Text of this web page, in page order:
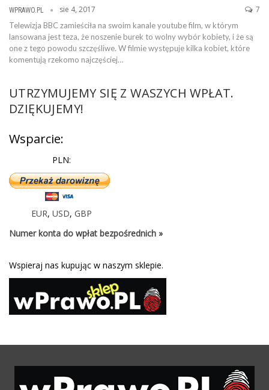
WPRAWO.PL sie 4, 2017 7
Telewizja BBC zamieściła na swoim kanale youtube film, w którym
lansowana jest teza, że noszenie burek to wolny wybór kobiety, i że są
one z tego powodu szczęśliwe. W filmie występuje kilka kobiet, które
komentują rzekomo najczęściej…
UTRZYMUJEMY SIĘ Z WASZYCH WPŁAT.
DZIĘKUJEMY!
Wsparcie:
PLN:
EUR, USD, GBP
Numer konta do wpłat bezpośrednich »
Wspieraj nas kupując w naszym sklepie.